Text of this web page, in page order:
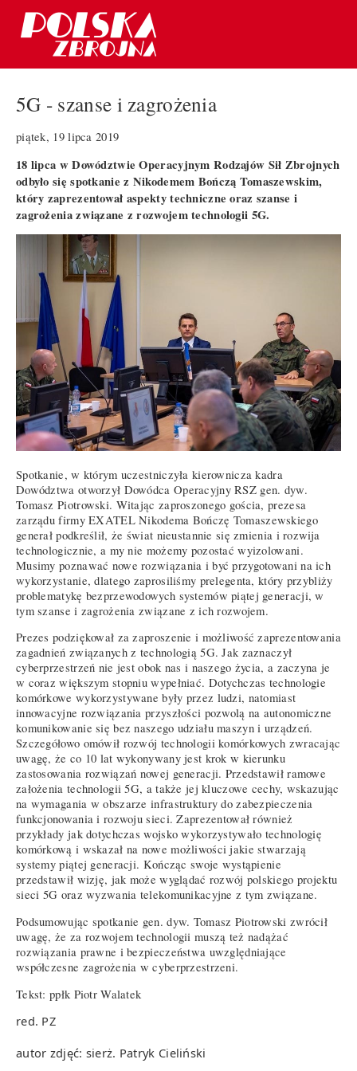
5G - szanse i zagrożenia
piątek, 19 lipca 2019
18 lipca w Dowództwie Operacyjnym Rodzajów Sił Zbrojnych
odbyło się spotkanie z Nikodemem Bończą Tomaszewskim,
który zaprezentował aspekty techniczne oraz szanse i
zagrożenia związane z rozwojem technologii 5G.
Spotkanie, w którym uczestniczyła kierownicza kadra
Dowództwa otworzył Dowódca Operacyjny RSZ gen. dyw.
Tomasz Piotrowski. Witając zaproszonego gościa, prezesa
zarządu firmy EXATEL Nikodema Bończę Tomaszewskiego
generał podkreślił, że świat nieustannie się zmienia i rozwija
technologicznie, a my nie możemy pozostać wyizolowani.
Musimy poznawać nowe rozwiązania i być przygotowani na ich
wykorzystanie, dlatego zaprosiliśmy prelegenta, który przybliży
problematykę bezprzewodowych systemów piątej generacji, w
tym szanse i zagrożenia związane z ich rozwojem.
Prezes podziękował za zaproszenie i możliwość zaprezentowania
zagadnień związanych z technologią 5G. Jak zaznaczył
cyberprzestrzeń nie jest obok nas i naszego życia, a zaczyna je
w coraz większym stopniu wypełniać. Dotychczas technologie
komórkowe wykorzystywane były przez ludzi, natomiast
innowacyjne rozwiązania przyszłości pozwolą na autonomiczne
komunikowanie się bez naszego udziału maszyn i urządzeń.
Szczegółowo omówił rozwój technologii komórkowych zwracając
uwagę, że co 10 lat wykonywany jest krok w kierunku
zastosowania rozwiązań nowej generacji. Przedstawił ramowe
założenia technologii 5G, a także jej kluczowe cechy, wskazując
na wymagania w obszarze infrastruktury do zabezpieczenia
funkcjonowania i rozwoju sieci. Zaprezentował również
przykłady jak dotychczas wojsko wykorzystywało technologię
komórkową i wskazał na nowe możliwości jakie stwarzają
systemy piątej generacji. Kończąc swoje wystąpienie
przedstawił wizję, jak może wyglądać rozwój polskiego projektu
sieci 5G oraz wyzwania telekomunikacyjne z tym związane.
Podsumowując spotkanie gen. dyw. Tomasz Piotrowski zwrócił
uwagę, że za rozwojem technologii muszą też nadążać
rozwiązania prawne i bezpieczeństwa uwzględniające
współczesne zagrożenia w cyberprzestrzeni.
Tekst: ppłk Piotr Walatek
red. PZ
autor zdjęć: sierż. Patryk Cieliński